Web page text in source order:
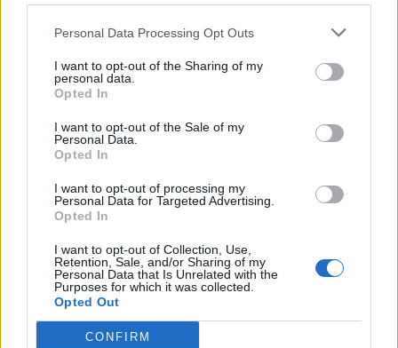
Personal Data Processing Opt Outs
I want to opt-out of the Sharing of my
personal data.
Opted In
I want to opt-out of the Sale of my
Personal Data.
Opted In
I want to opt-out of processing my
Personal Data for Targeted Advertising.
Opted In
I want to opt-out of Collection, Use,
Retention, Sale, and/or Sharing of my
Personal Data that Is Unrelated with the
Purposes for which it was collected.
Opted Out
CONFIRM
Links
Horóscopo para su sitio web